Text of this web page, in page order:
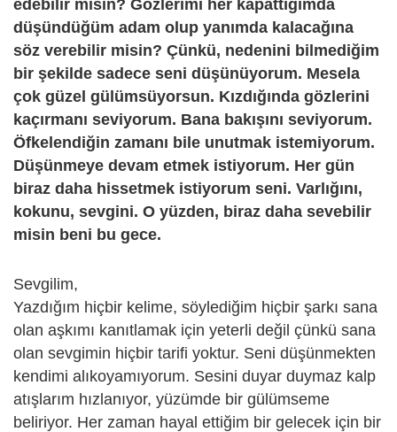
edebilir misin? Gözlerimi her kapattığımda
düşündüğüm adam olup yanımda kalacağına
söz verebilir misin? Çünkü, nedenini bilmediğim
bir şekilde sadece seni düşünüyorum. Mesela
çok güzel gülümsüyorsun. Kızdığında gözlerini
kaçırmanı seviyorum. Bana bakışını seviyorum.
Öfkelendiğin zamanı bile unutmak istemiyorum.
Düşünmeye devam etmek istiyorum. Her gün
biraz daha hissetmek istiyorum seni. Varlığını,
kokunu, sevgini. O yüzden, biraz daha sevebilir
misin beni bu gece.
Sevgilim,
Yazdığım hiçbir kelime, söylediğim hiçbir şarkı sana
olan aşkımı kanıtlamak için yeterli değil çünkü sana
olan sevgimin hiçbir tarifi yoktur. Seni düşünmekten
kendimi alıkoyamıyorum. Sesini duyar duymaz kalp
atışlarım hızlanıyor, yüzümde bir gülümseme
beliriyor. Her zaman hayal ettiğim bir gelecek için bir